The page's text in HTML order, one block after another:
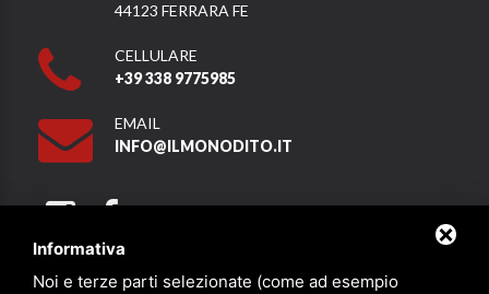
44123 FERRARA FE
CELLULARE
+39 338 9775985
EMAIL
INFO@ILMONODITO.IT
Partner
Informativa
Noi e terze parti selezionate (come ad esempio